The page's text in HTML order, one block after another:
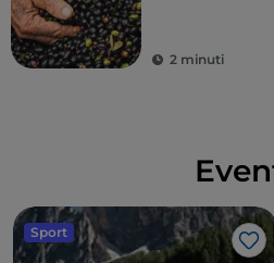
2 minuti
Sport